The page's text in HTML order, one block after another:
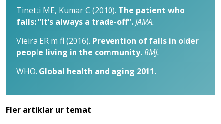
Tinetti ME, Kumar C (2010). The patient who
falls: ”It’s always a trade-off”.JAMA.
Vieira ER m fl (2016). Prevention of falls in older
people living in the community.BMJ.
WHO. Global health and aging 2011.
Fler artiklar ur temat